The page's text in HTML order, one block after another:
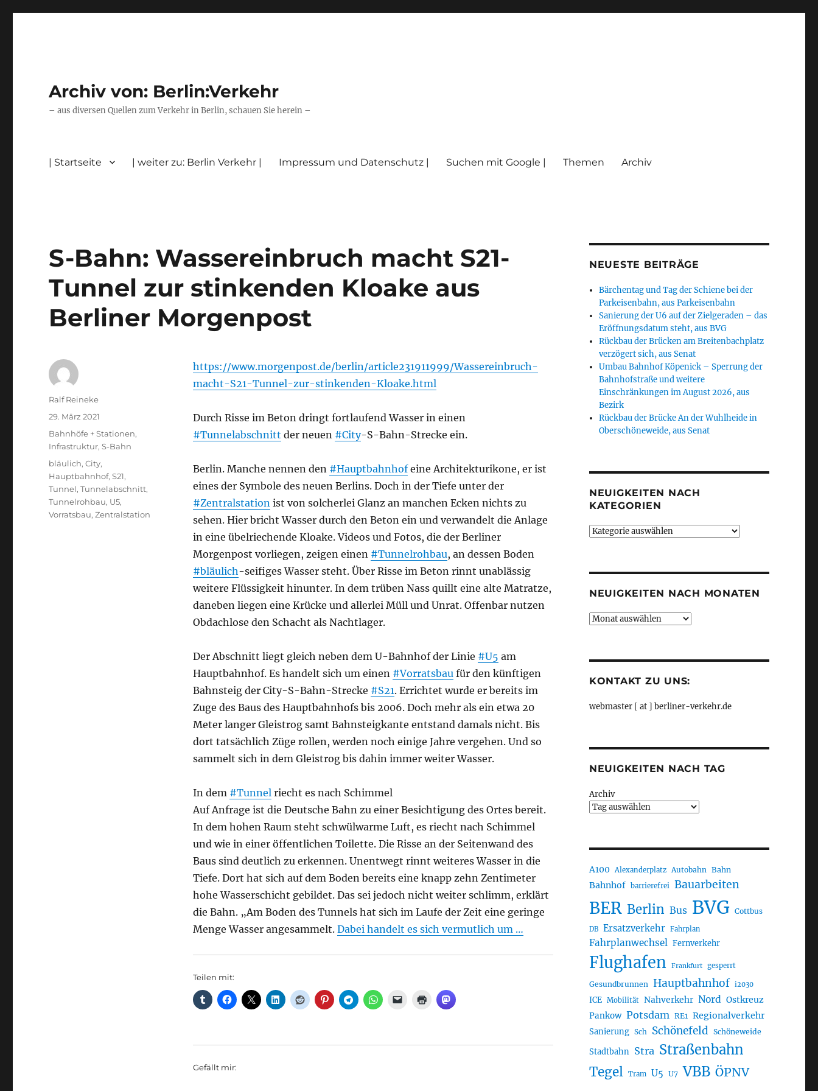
Archiv von: Berlin:Verkehr
– aus diversen Quellen zum Verkehr in Berlin, schauen Sie herein –
| Startseite | weiter zu: Berlin Verkehr | Impressum und Datenschutz | Suchen mit Google | Themen Archiv
S-Bahn: Wassereinbruch macht S21-
Tunnel zur stinkenden Kloake aus
Berliner Morgenpost
https://www.morgenpost.de/berlin/article231911999/Wassereinbruch-
macht-S21-Tunnel-zur-stinkenden-Kloake.html
Durch Risse im Beton dringt fortlaufend Wasser in einen
#Tunnelabschnitt der neuen #City-S-Bahn-Strecke ein.
Berlin. Manche nennen den #Hauptbahnhofeine Architekturikone, er ist
eines der Symbole des neuen Berlins. Doch in der Tiefe unter der
#Zentralstationist von solcherlei Glanz an manchen Ecken nichts zu
sehen. Hier bricht Wasser durch den Beton ein und verwandelt die Anlage
in eine übelriechende Kloake. Videos und Fotos, die der Berliner
Morgenpost vorliegen, zeigen einen #Tunnelrohbau, an dessen Boden
#bläulich-seifiges Wasser steht. Über Risse im Beton rinnt unablässig
weitere Flüssigkeit hinunter. In dem trüben Nass quillt eine alte Matratze,
daneben liegen eine Krücke und allerlei Müll und Unrat. Offenbar nutzen
Obdachlose den Schacht als Nachtlager.
Der Abschnitt liegt gleich neben dem U-Bahnhof der Linie #U5 am
Hauptbahnhof. Es handelt sich um einen #Vorratsbaufür den künftigen
Bahnsteig der City-S-Bahn-Strecke #S21. Errichtet wurde er bereits im
Zuge des Baus des Hauptbahnhofs bis 2006. Doch mehr als ein etwa 20
Meter langer Gleistrog samt Bahnsteigkante entstand damals nicht. Bis
dort tatsächlich Züge rollen, werden noch einige Jahre vergehen. Und so
sammelt sich in dem Gleistrog bis dahin immer weiter Wasser.
In dem #Tunnelriecht es nach Schimmel
Auf Anfrage ist die Deutsche Bahn zu einer Besichtigung des Ortes bereit.
In dem hohen Raum steht schwülwarme Luft, es riecht nach Schimmel
und wie in einer öffentlichen Toilette. Die Risse an der Seitenwand des
Baus sind deutlich zu erkennen. Unentwegt rinnt weiteres Wasser in die
Tiefe. Dort hat sich auf dem Boden bereits eine knapp zehn Zentimeter
hohe Wasserschicht gebildet. Das sei jedoch nicht weiter schlimm, erklärt
die Bahn. „Am Boden des Tunnels hat sich im Laufe der Zeit eine geringe
Menge Wasser angesammelt. Dabei handelt es sich vermutlich um …
Teilen mit:
Gefällt mir:
Autor
Ralf Reineke
Veröffentlicht
am
29. März 2021
Kategorien
Bahnhöfe + Stationen,
Infrastruktur,S-Bahn
Schlagwörter
bläulich,City,
Hauptbahnhof,S21,
Tunnel,Tunnelabschnitt,
Tunnelrohbau, U5,
Vorratsbau,Zentralstation
NEUESTE BEITRÄGE
Bärchentag und Tag der Schiene bei der
Parkeisenbahn, aus Parkeisenbahn
Sanierung der U6 auf der Zielgeraden – das
Eröffnungsdatum steht, aus BVG
Rückbau der Brücken am Breitenbachplatz
verzögert sich, aus Senat
Umbau Bahnhof Köpenick – Sperrung der
Bahnhofstraße und weitere
Einschränkungen im August 2026, aus
Bezirk
Rückbau der Brücke An der Wuhlheide in
Oberschöneweide, aus Senat
NEUIGKEITEN NACH
KATEGORIEN
Neuigkeiten
NEUIGKEITEN NACH MONATEN
Neuigkeiten
KONTAKT ZU UNS:
webmaster [ at ] berliner-verkehr.de
NEUIGKEITEN NACH TAG
Archiv
A100 Alexanderplatz Autobahn Bahn
Bahnhof barrierefrei Bauarbeiten
BER Berlin Bus BVG Cottbus
DB Ersatzverkehr Fahrplan
Fahrplanwechsel Fernverkehr
Flughafen Frankfurt gesperrt
Gesundbrunnen Hauptbahnhof i2030
ICE Mobilität Nahverkehr Nord Ostkreuz
Pankow Potsdam RE1 Regionalverkehr
Sanierung Sch Schönefeld Schöneweide
Stadtbahn Stra Straßenbahn
Tegel Tram U5 U7 VBB ÖPNV